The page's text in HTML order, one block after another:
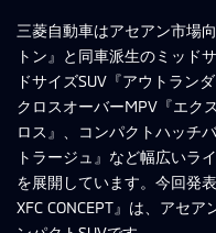
三菱自動車はアセアン市場
トン』と同車派生のミッド
ドサイズSUV『アウトラン
クロスオーバーMPV『エク
ロス』、コンパクトハッチ
トラージュ』など幅広いラ
を展開しています。今回発
XFC CONCEPT』は、アセ